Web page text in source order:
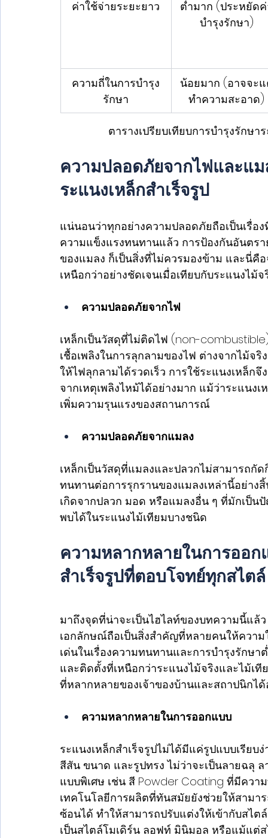
ค่าใช้จ่ายระยะยาว
ต่ำมาก (ประหยัด
บำรุงรักษา)
ความถี่ในการบำรุง
รักษา
น้อยมาก (อาจจะ
ทำความสะอาด)
ตารางเปรียบเทียบการบำรุงรักษา
ความปลอดภัยจากไฟและแ
ระแนงเหล็กสำเร็จรูป
แน่นอนว่าทุกอย่างความปลอดภัยถือเป็นเรื่
ความแข็งแรงทนทานแล้ว การป้องกันอันตร
ของแมลง ก็เป็นสิ่งที่ไม่ควรมองข้าม และนี่คื
เหนือกว่าอย่างชัดเจนเมื่อเทียบกับระแนงไม้
ความปลอดภัยจากไฟ
เหล็กเป็นวัสดุที่ไม่ติดไฟ (non-
เชื้อเพลิงในการลุกลามของไฟ ต่างจากไม้จ
ให้ไฟลุกลามได้รวดเร็ว การใช้ระแนงเหล็ก
จากเหตุเพลิงไหม้ได้อย่างมาก แม้ว่าระแนง
เพิ่มความรุนแรงของสถานการณ์
ความปลอดภัยจากแมลง
เหล็กเป็นวัสดุที่แมลงและปลวกไม่สามารถกั
ทนทานต่อการรุกรานของแมลงเหล่านี้อย่าง
เกิดจากปลวก มอด หรือแมลงอื่น ๆ ที่มักเป็
พบได้ในระแนงไม้เทียมบางชนิด
ความหลากหลายในการออ
สำเร็จรูปที่ตอบโจทย์ทุกสไตล์
มาถึงจุดที่น่าจะเป็นไฮไลท์ของบทความนี้แล้
เอกลักษณ์ถือเป็นสิ่งสำคัญที่หลายคนให้ความ
เด่นในเรื่องความทนทานและการบำรุงรักษ
และติดตั้งที่เหนือกว่าระแนงไม้จริงและไม้เ
ที่หลากหลายของเจ้าของบ้านและสถาปนิกได้
ความหลากหลายในการออกแบบ
ระแนงเหล็กสำเร็จรูปไม่ได้มีแค่รูปแบบเรีย
สีสัน ขนาด และรูปทรง ไม่ว่าจะเป็นลายฉลุ
แบบพิเศษ เช่น สี Powder Coating ที่มีคว
เทคโนโลยีการผลิตที่ทันสมัยยังช่วยให้สามา
ซ้อนได้ ทำให้สามารถปรับแต่งให้เข้ากับสไ
เป็นสไตล์โมเดิร์น ลอฟท์ มินิมอล หรือแม้แต่